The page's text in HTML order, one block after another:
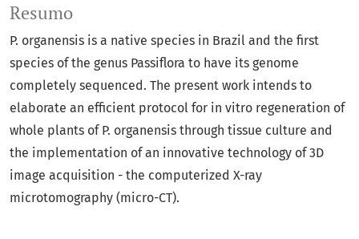
Resumo
P. organensis is a native species in Brazil and the first
species of the genus Passiflora to have its genome
completely sequenced. The present work intends to
elaborate an efficient protocol for in vitro regeneration of
whole plants of P. organensis through tissue culture and
the implementation of an innovative technology of 3D
image acquisition - the computerized X-ray
microtomography (micro-CT).